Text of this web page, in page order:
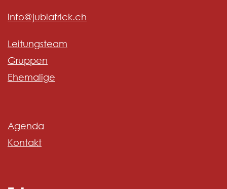
info@jublafrick.ch
Leitungsteam
Gruppen
Ehemalige
Agenda
Kontakt